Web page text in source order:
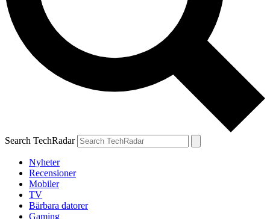
Search TechRadar
Nyheter
Recensioner
Mobiler
TV
Bärbara datorer
Gaming